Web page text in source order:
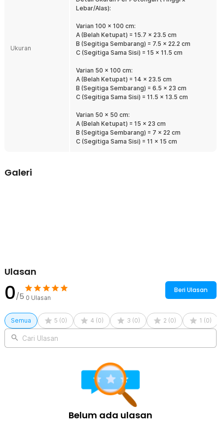
Berbagai Pilihan Ukuran
besar kaca yang Anda inginkan. Tersedia ukuran 50 x 50 cm dengan
17 PCS potongan, 50 x 100 cm dengan 37 PCS potongan, dan 100 x
100 cm dengan 58 PCS potongan.
Meski tidak berbahan kaca, stiker cermin ini mampu memberikan
efek pantulan yang jernih jika dipasang dengan benar. Pastikan
permukaan tempat menempel bersih dari debu agar refleksi tidak
buram. Hindari pemasangan langsung di tembok bertekstur atau
tidak rata karena akan menurunkan kejernihan pantulan. Tempelkan
pada keramik, kaca, atau akrilik untuk hasil pantulan terbaik.
Kelengkapan Produk
Rincian yang Anda dapatkan untuk pembelian produk ini:
Ukuran
Lebar/Alas):
Varian 100 x 100 cm:
A (Belah Ketupat) = 15.7 x 23.5 cm
B (Segitiga Sembarang) = 7.5 x 22.2 cm
C (Segitiga Sama Sisi) = 15 x 11.5 cm
Varian 50 x 100 cm:
A (Belah Ketupat) = 14 x 23.5 cm
B (Segitiga Sembarang) = 6.5 x 23 cm
C (Segitiga Sama Sisi) = 11.5 x 13.5 cm
Varian 50 x 50 cm:
A (Belah Ketupat) = 15 x 23 cm
B (Segitiga Sembarang) = 7 x 22 cm
C (Segitiga Sama Sisi) = 11 x 15 cm
Galeri
Ulasan
0/5 0 Ulasan
Beri Ulasan
Semua 5 (0) 4 (0) 3 (0) 2 (0) 1 (0)
Cari Ulasan
Belum ada ulasan